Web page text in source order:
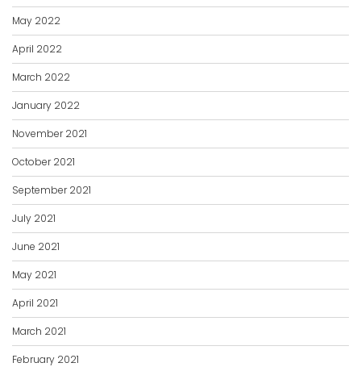
May 2022
April 2022
March 2022
January 2022
November 2021
October 2021
September 2021
July 2021
June 2021
May 2021
April 2021
March 2021
February 2021